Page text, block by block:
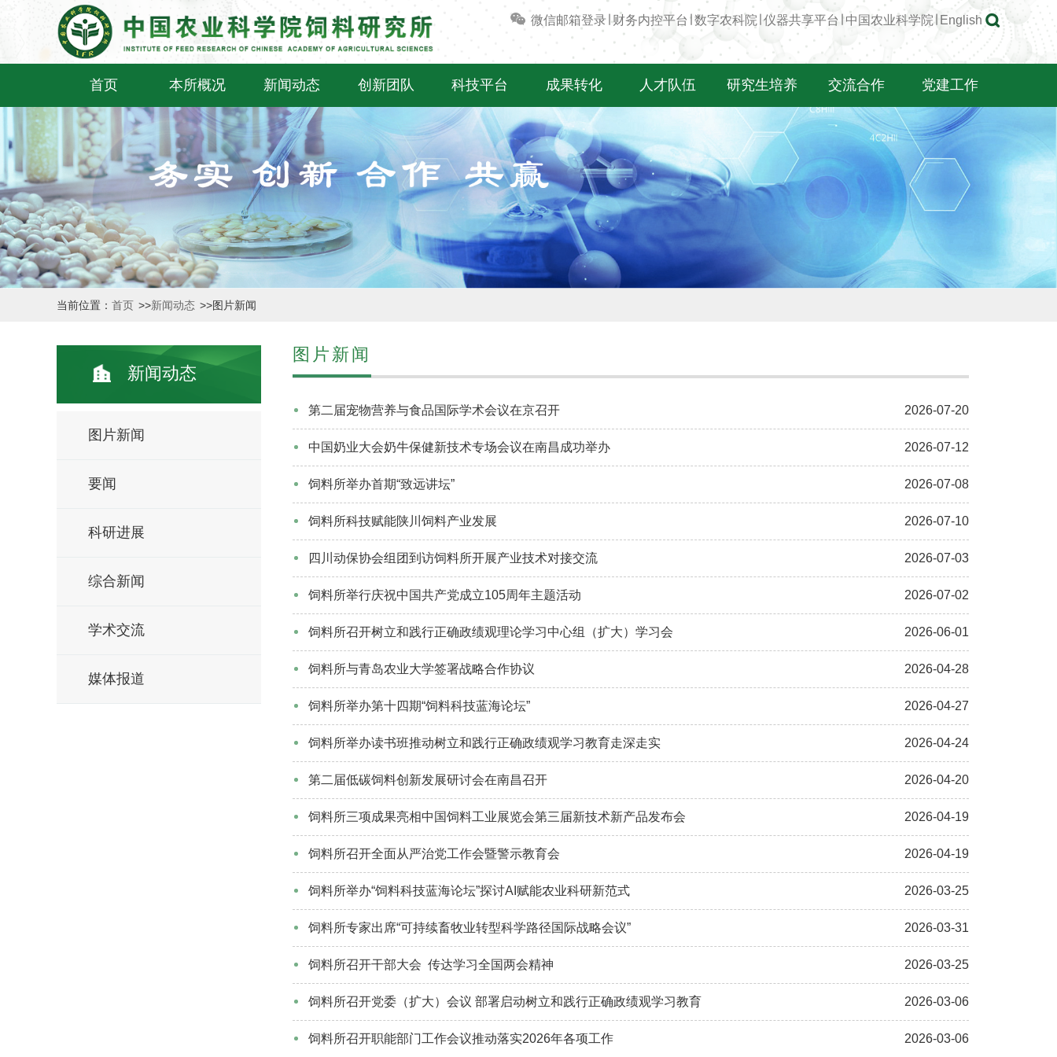
微信邮箱登录 ∣财务内控平台 ∣ 数字农科院 ∣仪器共享平台 ∣中国农业科学院 English
首页 本所概况 新闻动态 创新团队 科技平台 成果转化 人才队伍 研究生培养 交流合作 党建工作
当前位置： 首页 >>新闻动态 >>图片新闻
新闻动态
图片新闻
要闻
科研进展
综合新闻
学术交流
媒体报道
图片新闻
2026-07-20
第二届宠物营养与食品国际学术会议在京召开
2026-07-12
中国奶业大会奶牛保健新技术专场会议在南昌成功举办
2026-07-08
饲料所举办首期“致远讲坛”
2026-07-10
饲料所科技赋能陕川饲料产业发展
2026-07-03
四川动保协会组团到访饲料所开展产业技术对接交流
2026-07-02
饲料所举行庆祝中国共产党成立105周年主题活动
2026-06-01
饲料所召开树立和践行正确政绩观理论学习中心组（扩大）学习会
2026-04-28
饲料所与青岛农业大学签署战略合作协议
2026-04-27
饲料所举办第十四期“饲料科技蓝海论坛”
2026-04-24
饲料所举办读书班推动树立和践行正确政绩观学习教育走深走实
2026-04-20
第二届低碳饲料创新发展研讨会在南昌召开
2026-04-19
饲料所三项成果亮相中国饲料工业展览会第三届新技术新产品发布会
2026-04-19
饲料所召开全面从严治党工作会暨警示教育会
2026-03-25
饲料所举办“饲料科技蓝海论坛”探讨AI赋能农业科研新范式
2026-03-31
饲料所专家出席“可持续畜牧业转型科学路径国际战略会议”
2026-03-25
饲料所召开干部大会 传达学习全国两会精神
2026-03-06
饲料所召开党委（扩大）会议 部署启动树立和践行正确政绩观学习教育
2026-03-06
饲料所召开职能部门工作会议推动落实2026年各项工作